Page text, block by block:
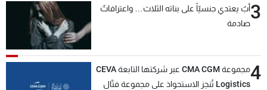
3أبٌ يعتدي جنسيّاً على بناته الثلاث… واعترافاتٌ
صادمة
4
مجموعة CMA CGM عبر شركتها التابعة CEVA
Logistics تُنجز الاستحواذ على مجموعة فتّال